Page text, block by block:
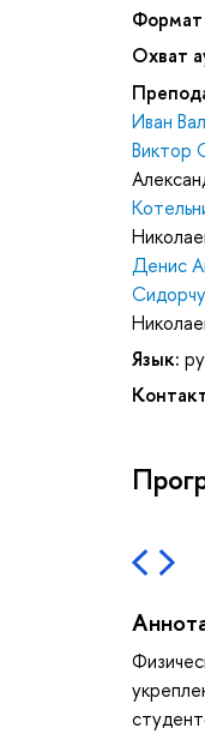
Формат
Охват
Иван
Виктор
Денис
Язык: